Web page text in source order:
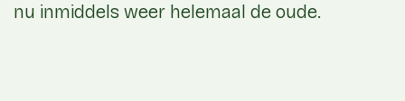
nu inmiddels weer helemaal de oude.